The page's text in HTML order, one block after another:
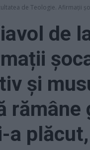
de Teologie. Afirmații
de
și
rămâne
a